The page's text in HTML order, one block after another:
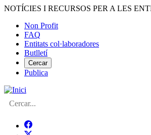
Vés
contingut
NOTÍCIES I RECURSOS PER A LES
Menú
del
compte
d'usuari
Non Profit
FAQ
Entitats col·laboradores
Butlletí
Cercar
Publica
Cerca